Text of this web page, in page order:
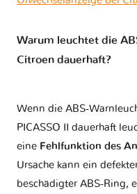
Warum leuchtet die
Citroen dauerhaft?
Wenn die ABS-
PICASSO II dauerhaft
eine Fehlfunktion des
Ursache kann ein
beschädigter ABS-Ring,